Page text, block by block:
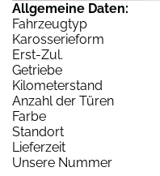
Allgemeine Daten:
Fahrzeugtyp
Karosserieform
Erst-Zul.
Getriebe
Kilometerstand
Anzahl der Türen
Farbe
Standort
Lieferzeit
Unsere Nummer